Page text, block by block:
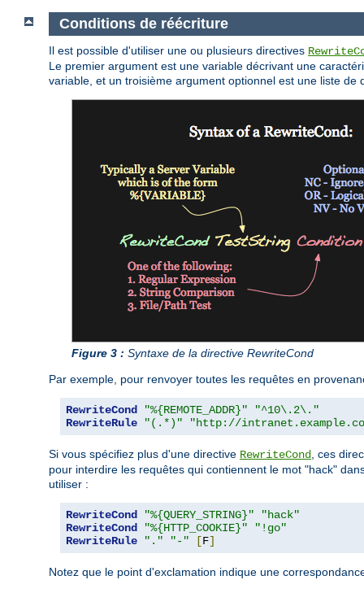
Conditions de réécriture
Il est possible d'utiliser une ou plusieurs directives
Le premier argument est une variable décrivant une
variable, et un troisième argument optionnel est une liste
Figure 3 : Syntaxe de la directive RewriteCond
Par exemple, pour renvoyer toutes les requêtes en
RewriteCond "%{REMOTE_ADDR}"
"^10\.2\."
RewriteRule
"(.*)" "http://
Si vous spécifiez plus d'une directive RewriteCond , ces
pour interdire les requêtes qui contiennent le mot "hack"
utiliser :
RewriteCond "%{QUERY_STRING}"
"hack"
RewriteCond
"%{HTTP_COOKIE}"
"!go"
RewriteRule
"." "-" [F]
Notez que le point d'exclamation indique une